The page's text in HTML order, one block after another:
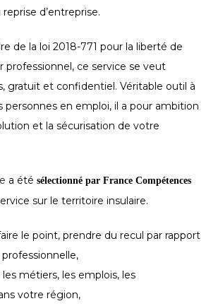
d’entreprise.
de la loi 2018-771 pour la liberté de
professionnel, ce service se veut
gratuit et confidentiel. Véritable outil à
personnes en emploi, il a pour ambition
et la sécurisation de votre
a été sélectionné par France Compétences
sur le territoire insulaire.
le point, prendre du recul par rapport
métiers, les emplois, les
votre région,